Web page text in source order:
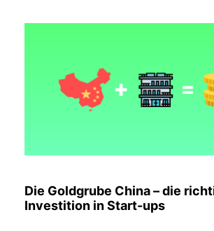
Die Goldgrube China – die
Investition in Start-ups